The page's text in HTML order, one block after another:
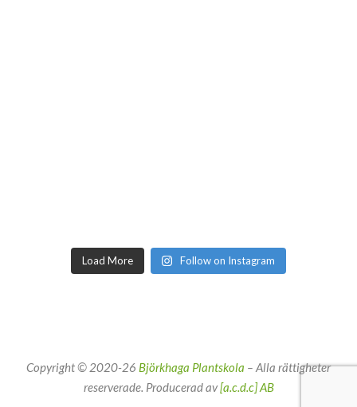
Load More Follow on Instagram
Copyright © 2020-26 Björkhaga Plantskola – Alla rättigheter
reserverade. Producerad av[a.c.d.c] AB